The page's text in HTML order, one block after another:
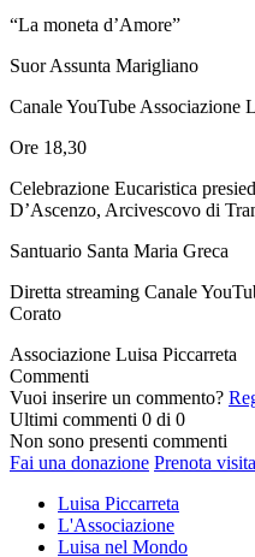
“La moneta d’Amore”
Suor Assunta Marigliano
Canale YouTube Associazione
Ore 18,30
Celebrazione Eucaristica
D’Ascenzo, Arcivescovo di
Santuario Santa Maria Greca
Diretta streaming Canale
Corato
Associazione Luisa Piccarreta
Commenti
Vuoi inserire un commento?
Ultimi commenti 0 di 0
Non sono presenti commenti
Fai una donazione Prenota visita
Luisa Piccarreta
L'Associazione
Luisa nel Mondo